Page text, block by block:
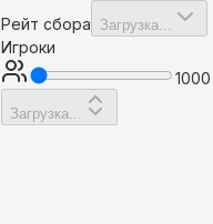
Рейт сбора Загрузка...
Игроки
1000
Загрузка...